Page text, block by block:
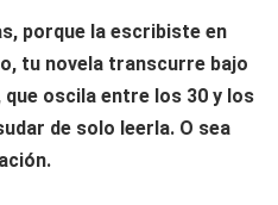
porque la escribiste en
tu novela transcurre bajo
oscila entre los 30 y los
de solo leerla. O sea